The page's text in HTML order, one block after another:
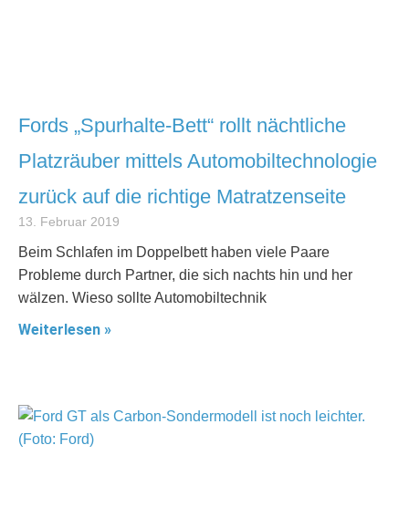
Fords „Spurhalte-Bett“ rollt nächtliche
Platzräuber mittels Automobiltechnologie
zurück auf die richtige Matratzenseite
13. Februar 2019
Beim Schlafen im Doppelbett haben viele Paare
Probleme durch Partner, die sich nachts hin und her
wälzen. Wieso sollte Automobiltechnik
Weiterlesen »